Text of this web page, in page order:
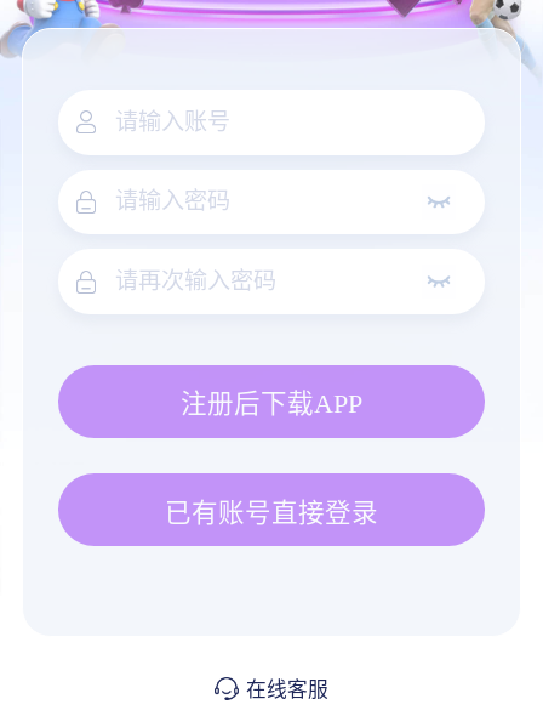
注册后下载APP
已有账号直接登录
在线客服